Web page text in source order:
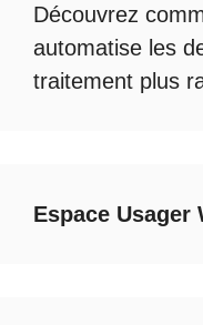
Découvrez
automatise les
traitement plus
Espace Usager